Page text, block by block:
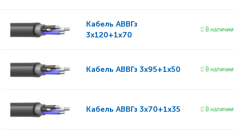
Кабель АВВГз
3x120+1x70
В наличии
Кабель АВВГз 3x95+1x50 В наличии
Кабель АВВГз 3x70+1x35 В наличии